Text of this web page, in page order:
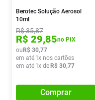
Berotec Solução Aerosol
10ml
R$35,87
R$ 29,85no PIX
ou R$ 30,77
em até 1x nos cartões
em até 1x de R$ 30,77
Comprar